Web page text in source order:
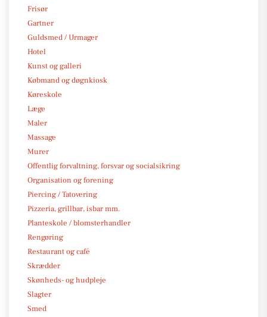
Frisør
Gartner
Guldsmed / Urmager
Hotel
Kunst og galleri
Købmand og døgnkiosk
Køreskole
Læge
Maler
Massage
Murer
Offentlig forvaltning, forsvar og socialsikring
Organisation og forening
Piercing / Tatovering
Pizzeria, grillbar, isbar mm.
Planteskole / blomsterhandler
Rengøring
Restaurant og café
Skrædder
Skønheds- og hudpleje
Slagter
Smed